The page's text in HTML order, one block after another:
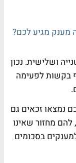
מענק מגיע לכם?
ושלישית. נכון
הוגשו ואושרו 174 אלף בקשות לפעימה
כי כ-114 אלף מתוכם נמצאו זכאים גם
מחזור שאינו
למענקים בסכומים